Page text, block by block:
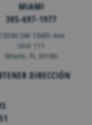
MIAMI
305-697-1977
13590 SW 134th Ave
Unit 111
Miami, FL 33186
DIRECCIÓN